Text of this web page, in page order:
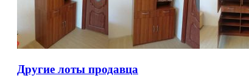
Другие лоты продавца